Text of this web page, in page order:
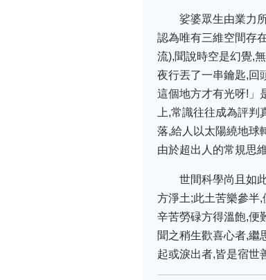
娑婆眾生由業力
認為唯有三維空間存
流),聞說時空是幻覺,
夜行丟了一串鑰匙,回
這個地方才有光呀!」
上,常識往往成為評
落,給人以太陽繞地球
由於超出人的常規思
世間科學尚且如
方淨土;此土苦樂參半
辛苦勞碌方得溫飽,便
聞之稍生歡喜心者,繼
起或淚出者,皆是宿世